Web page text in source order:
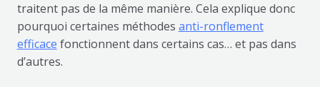
traitent pas de la même manière. Cela explique donc
pourquoi certaines méthodes anti-ronflement
efficace fonctionnent dans certains cas… et pas dans
d’autres.